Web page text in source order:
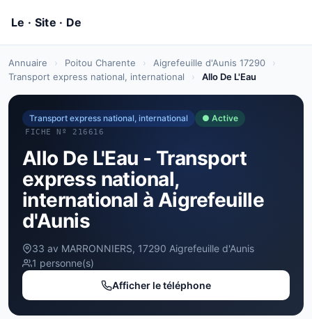
Annuaire › Poitou Charente › Aigrefeuille d'Aunis 17290
›
Transport express national, international
› Allo De L'Eau
Transport express national, international ● Active
FICHE Nº 216616
Allo De L'Eau - Transport
express national,
international à Aigrefeuille
d'Aunis
33 av MARRONNIERS, 17290 Aigrefeuille d'Aunis
1 personne(s)
Afficher le téléphone